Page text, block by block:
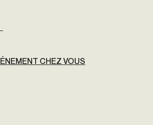
CHEZ VOUS